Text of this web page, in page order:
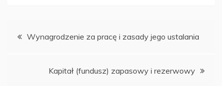
Nawigacja
Wynagrodzenie za pracę i zasady jego ustalania
Kapitał (fundusz) zapasowy i rezerwowy